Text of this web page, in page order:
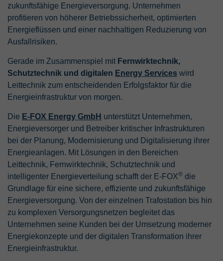
zukunftsfähige Energieversorgung. Unternehmen
profitieren von höherer Betriebssicherheit, optimierten
Energieflüssen und einer nachhaltigen Reduzierung von
Ausfallrisiken.
Gerade im Zusammenspiel mit Fernwirktechnik,
Schutztechnik und digitalen Energy Services wird
Leittechnik zum entscheidenden Erfolgsfaktor für die
Energieinfrastruktur von morgen.
Die E-FOX Energy GmbH unterstützt Unternehmen,
Energieversorger und Betreiber kritischer Infrastrukturen
bei der Planung, Modernisierung und Digitalisierung ihrer
Energieanlagen. Mit Lösungen in den Bereichen
Leittechnik, Fernwirktechnik, Schutztechnik und
intelligenter Energieverteilung schafft der E-FOX® die
Grundlage für eine sichere, effiziente und zukunftsfähige
Energieversorgung. Von der einzelnen Trafostation bis hin
zu komplexen Versorgungsnetzen begleitet das
Unternehmen seine Kunden bei der Umsetzung moderner
Energiekonzepte und der digitalen Transformation ihrer
Energieinfrastruktur.